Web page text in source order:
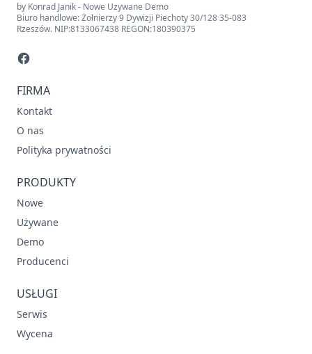
by Konrad Janik - Nowe Uzywane Demo
Biuro handlowe: Żołnierzy 9 Dywizji Piechoty 30/128 35-083
Rzeszów. NIP:8133067438 REGON:180390375
FIRMA
Kontakt
O nas
Polityka prywatności
PRODUKTY
Nowe
Używane
Demo
Producenci
USŁUGI
Serwis
Wycena